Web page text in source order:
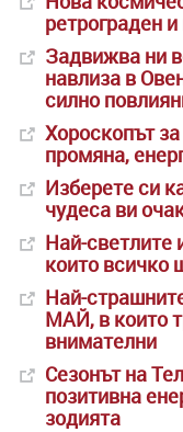
ретрограден
Задвижва ни
навлиза в
силно
Хороскопът
промяна,
Изберете си
чудеса ви
Най-светлите
които
Най-
МАЙ, в които
внимателни
Сезонът на
позитивна
зодията